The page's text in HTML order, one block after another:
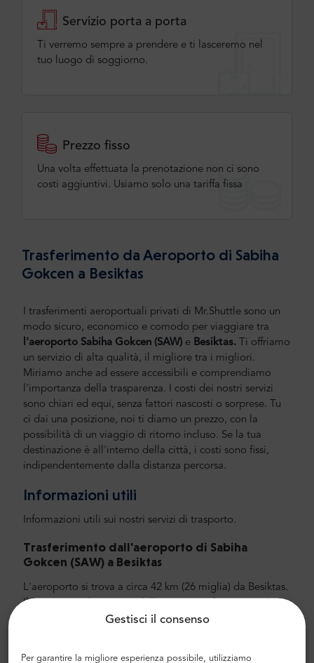
Gestisci il consenso
Per garantire la migliore esperienza possibile, utilizziamo
Servizio porta a porta
Ti verremo sempre a prendere e ti lasceremo nel
tuo luogo di soggiorno.
Prezzo fisso
Una volta effettuata la prenotazione non ci sono
costi aggiuntivi. Usiamo solo una tariffa fissa
Trasferimento da Aeroporto di Sabiha
Gokcen a Besiktas
I trasferimenti aeroportuali privati di Mr.Shuttle sono un
modo sicuro, economico e comodo per viaggiare tra
l'aeroporto Sabiha Gokcen (SAW) e Besiktas. Ti offriamo
un servizio di alta qualità, il migliore tra i migliori.
Miriamo anche ad essere accessibili e comprendiamo
l'importanza della trasparenza. I costi dei nostri servizi
sono chiari ed equi, senza fattori nascosti o sorprese. Tu
ci dai una posizione, noi ti diamo un prezzo, con la
possibilità di un viaggio di ritorno incluso. Se la tua
destinazione è all'interno della città, i costi sono fissi,
indipendentemente dalla distanza percorsa.
Informazioni utili
Informazioni utili sui nostri servizi di trasporto.
Trasferimento dall'aeroporto di Sabiha
Gokcen (SAW) a Besiktas
L'aeroporto si trova a circa 42 km (26 miglia) da Besiktas.
Il viaggio medio in auto dall'aeroporto al centro città
dura circa 35 minuti.Ti consigliamo di scegliere un'auto